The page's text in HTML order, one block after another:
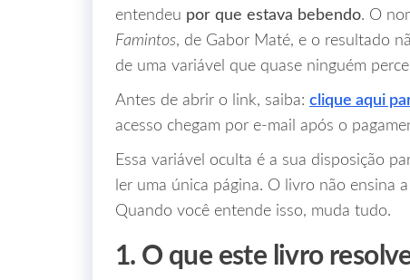
entendeu por que estava bebendo. O
Famintos, de Gabor Maté, e o resultado
de uma variável que quase ninguém
Antes de abrir o link, saiba: clique aqui
acesso chegam por e-mail após o
Essa variável oculta é a sua disposição
ler uma única página. O livro não ensina
Quando você entende isso, muda tudo.
1. O que este livro